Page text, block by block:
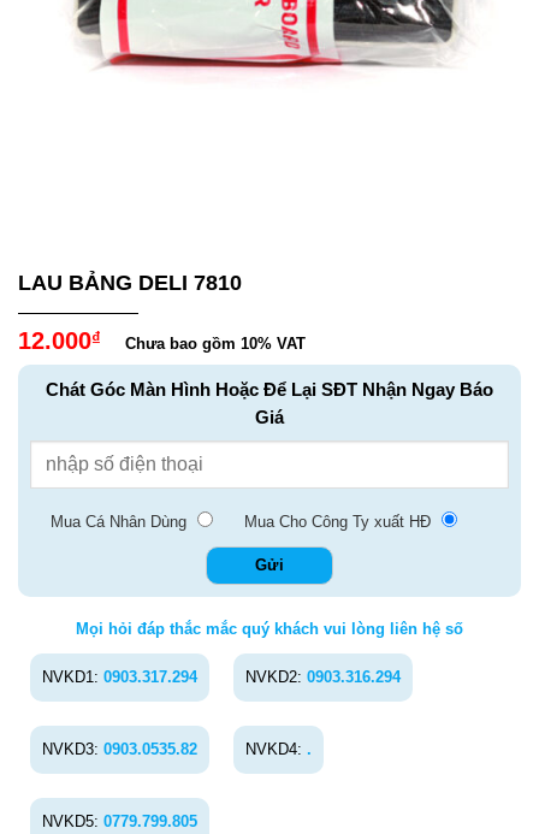
LAU BẢNG DELI 7810
12.000₫ Chưa bao gồm 10% VAT
Chát Góc Màn Hình Hoặc Để Lại SĐT Nhận Ngay Báo
Giá
Mua Cá Nhân Dùng Mua Cho Công Ty xuất HĐ
Mọi hỏi đáp thắc mắc quý khách vui lòng liên hệ số
NVKD1: 0903.317.294 NVKD2: 0903.316.294
NVKD3: 0903.0535.82 NVKD4: .
NVKD5: 0779.799.805